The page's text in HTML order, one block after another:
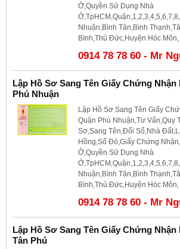
Ở,Quyền Sử Dụng Nhà
Nhuận,Bình Tân,Bình
Bình,Thủ Đức,Huyện Hóc Môn,
0914 78 78 60 - Mr
Lập Hồ Sơ Sang Tên Giấy Chứng Nhận
Phú Nhuận
Lập Hồ Sơ Sang Tên Giấy
Quận Phú Nhuận,Tư Vấn,Quy
Sơ,Sang Tên,Đổi Sổ,Nhà
Hồng,Sổ Đỏ,Giấy Chứng
Ở,Quyền Sử Dụng Nhà
Nhuận,Bình Tân,Bình
Bình,Thủ Đức,Huyện Hóc Môn,
0914 78 78 60 - Mr
Lập Hồ Sơ Sang Tên Giấy Chứng Nhận
Tân Phú